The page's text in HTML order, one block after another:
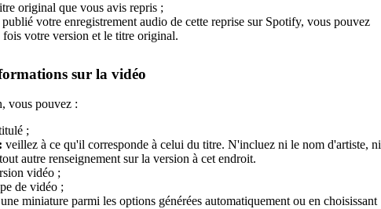
original que vous avis repris ;
votre enregistrement audio de cette reprise sur Spotify, vous pouvez
votre version et le titre original.
sur la vidéo
vous pouvez :
;
veillez à ce qu'il corresponde à celui du titre. N'incluez ni le nom d'artiste, ni
autre renseignement sur la version à cet endroit.
vidéo ;
de vidéo ;
miniature parmi les options générées automatiquement ou en choisissant